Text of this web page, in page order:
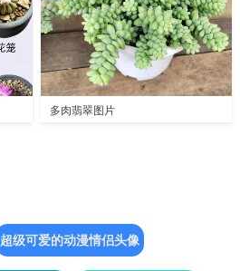
多肉翡翠图片
超级可爱的动漫情侣头像